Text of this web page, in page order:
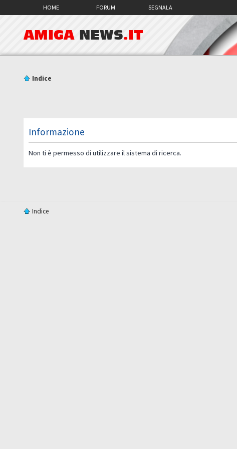
HOME FORUM SEGNALA
AMIGA NEWS.IT
Indice
Informazione
Non ti è permesso di utilizzare il sistema di ricerca.
Indice